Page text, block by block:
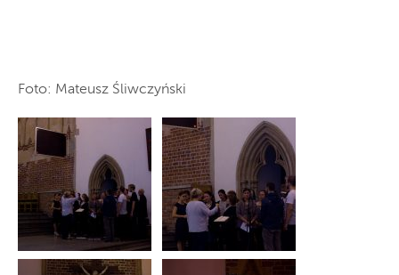
Foto: Mateusz Śliwczyński